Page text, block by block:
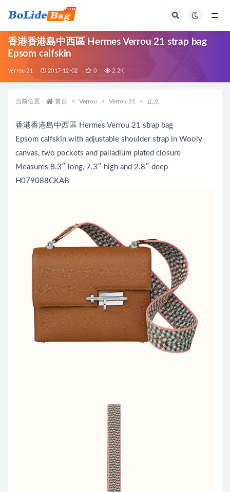
香港香港島中西區 Hermes Verrou 21 strap bag
Epsom calfskin
Verrou 21 2017-12-02 0 2.2K
当前位置： 首页 Verrou Verrou 21 正文
香港香港島中西區 Hermes Verrou 21 strap bag
Epsom calfskin with adjustable shoulder strap in Wooly
canvas, two pockets and palladium plated closure
Measures 8.3″ long, 7.3″ high and 2.8″ deep
H079088CKAB